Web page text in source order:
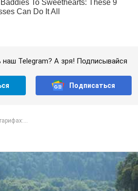
Telegram? А зря! Подписывайся
Подписаться